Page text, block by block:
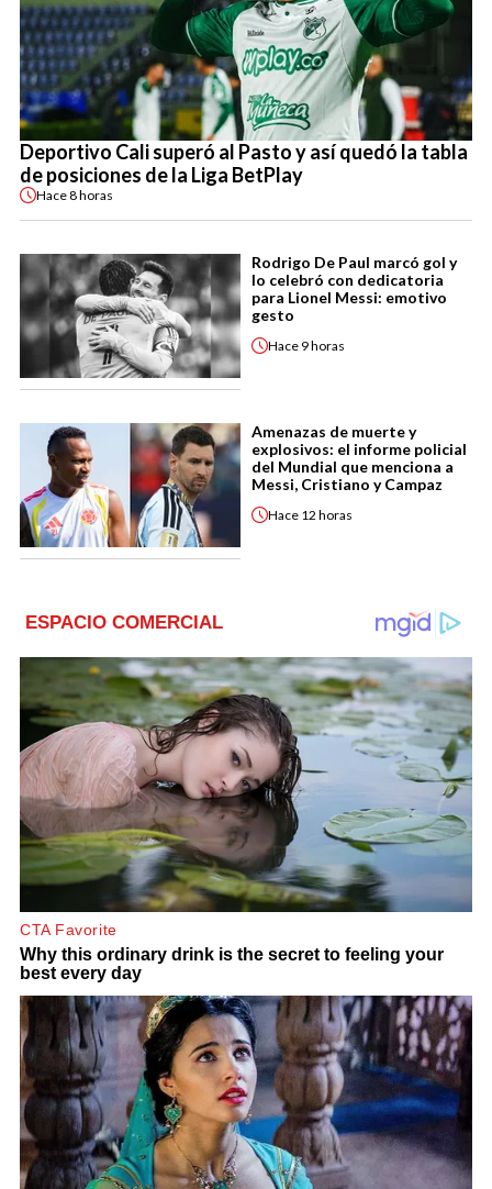
Deportivo Cali superó al Pasto y así quedó la tabla
de posiciones de la Liga BetPlay
Hace8 horas
Rodrigo De Paul marcó gol y
lo celebró con dedicatoria
para Lionel Messi: emotivo
gesto
Hace 9 horas
Amenazas de muerte y
explosivos: el informe policial
del Mundial que menciona a
Messi, Cristiano y Campaz
Hace 12 horas